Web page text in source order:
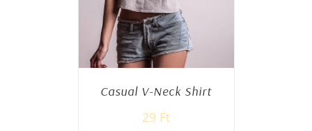
Casual V-Neck Shirt
29 Ft